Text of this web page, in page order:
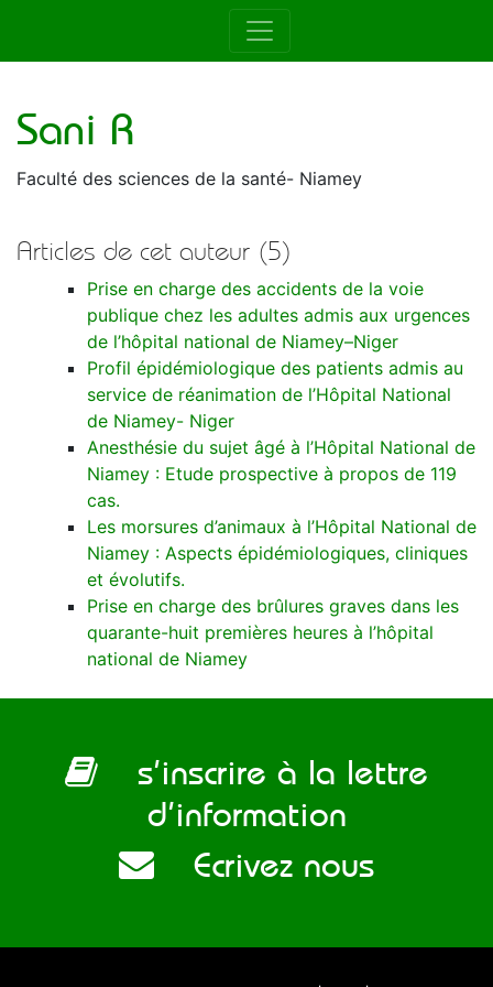
Auteur de la RAMUR
Sani R
Faculté des sciences de la santé- Niamey
Articles de cet auteur (5)
Prise en charge des accidents de la voie
publique chez les adultes admis aux urgences
de l’hôpital national de Niamey–Niger
Profil épidémiologique des patients admis au
service de réanimation de l’Hôpital National
de Niamey- Niger
Anesthésie du sujet âgé à l’Hôpital National de
Niamey : Etude prospective à propos de 119
cas.
Les morsures d’animaux à l’Hôpital National de
Niamey : Aspects épidémiologiques, cliniques
et évolutifs.
Prise en charge des brûlures graves dans les
quarante-huit premières heures à l’hôpital
national de Niamey
s’inscrire à la lettre
d’information
Ecrivez nous